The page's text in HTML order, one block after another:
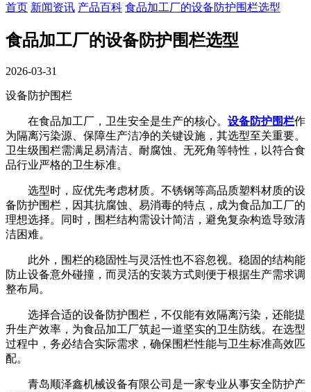
首页 新闻资讯 产品百科 食品加工厂的设备防护围栏选型
食品加工厂的设备防护围栏选型
2026-03-31
设备防护围栏
在食品加工厂，卫生安全是生产的核心。 设备防护围栏作
为隔离污染源、保障生产洁净的关键设施，其选型至关重要。
卫生级围栏需满足易清洁、耐腐蚀、无死角等特性，以符合食
品行业严格的卫生标准。
选型时，应优先考虑材质。不锈钢等高品质塑料材质的设
备防护围栏，因其抗腐蚀、易消毒的特点，成为食品加工厂的
理想选择。同时，围栏结构需设计简洁，避免复杂构造导致清
洁困难。
此外，围栏的稳固性与灵活性也不容忽视。稳固的结构能
防止设备意外碰撞，而灵活的安装方式则便于根据生产需求调
整布局。
选择合适的设备防护围栏，不仅能有效隔离污染，还能提
升生产效率，为食品加工厂筑起一道坚实的卫生防线。在选型
过程中，务必结合实际需求，确保围栏性能与卫生标准高效匹
配。
青岛顺泽鑫机械设备有限公司是一家专业从事安全防护产